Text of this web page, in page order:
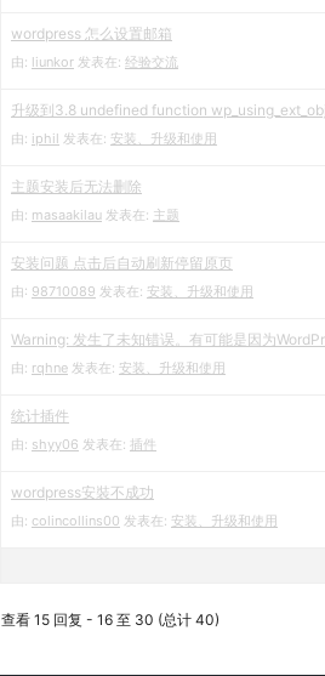
wordpress 怎么设置邮箱
由: liunkor 发表在: 经验交流
升级到3.8 undefined function
由: iphil 发表在: 安装、升级和使用
主题安装后无法删除
由: masaakilau 发表在: 主题
安装问题 点击后自动刷新停留原页
由: 98710089 发表在: 安装、升级和使用
Warning: 发生了未知错误。有可能是因为
由: rqhne 发表在: 安装、升级和使用
统计插件
由: shyy06 发表在: 插件
wordpress安裝不成功
由: colincollins00 发表在: 安装、升级和使用
查看 15 回复 - 16 至 30 (总计 40)